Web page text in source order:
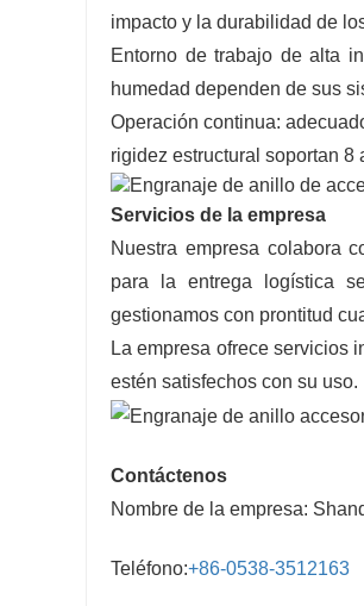
impacto y la durabilidad de
Entorno de trabajo de alta
humedad dependen de sus
Operación continua:
rigidez estructural soportan
Servicios de la empresa
Nuestra empresa colabora
para la entrega logística
gestionamos con prontitud
La empresa ofrece servicios
estén satisfechos con su uso.
Contáctenos
Nombre de la empresa:
Teléfono:+86-0538-3512163